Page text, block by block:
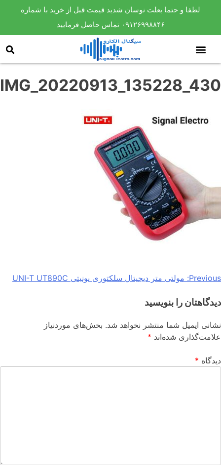
لطفا و حتما بعلت نوسان شدید قیمت قبل از خرید با شماره
۰۹۱۲۶۹۹۸۸۴۶ تماس حاصل فرمایید
IMG_20220913_135228_430
Previous: مولتی متر دیجیتال سلکتوری یونیتی UNI-T UT890C
دیدگاهتان را بنویسید
نشانی ایمیل شما منتشر نخواهد شد. بخش‌های موردنیاز
علامت‌گذاری شده‌اند *
دیدگاه *